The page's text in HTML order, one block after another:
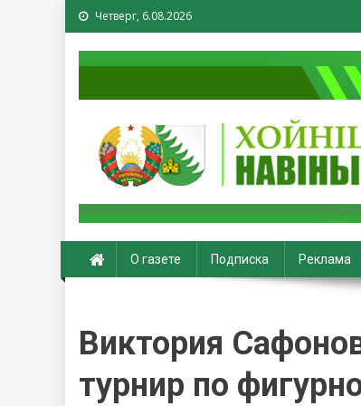
Четверг, 6.08.2026
Хойники. Хойнiцкiя
О газете Подписка Реклама
Виктория
турнир по